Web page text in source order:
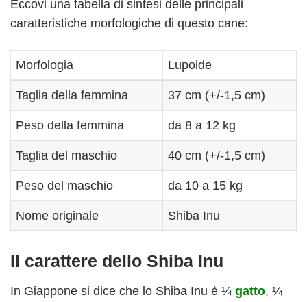
Eccovi una tabella di sintesi delle principali
caratteristiche morfologiche di questo cane:
Morfologia Lupoide
Taglia della femmina 37 cm (+/-1,5 cm)
Peso della femmina da 8 a 12 kg
Taglia del maschio 40 cm (+/-1,5 cm)
Peso del maschio da 10 a 15 kg
Nome originale Shiba Inu
Il carattere dello Shiba Inu
In Giappone si dice che lo Shiba Inu è ¼ gatto, ¼